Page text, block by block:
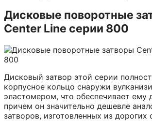
Дисковые поворотные
Center Line серии 800
Дисковый затвор этой серии
корпусное кольцо снаружи
эластомером, что обеспечивает ему
причем он значительно дешевле
затворов, изготовленных из дорогих